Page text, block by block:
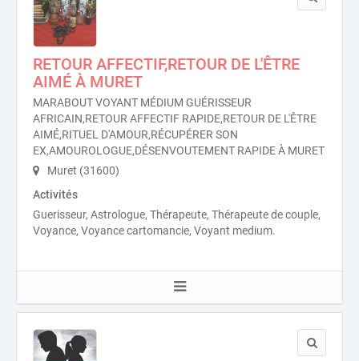
RETOUR AFFECTIF,RETOUR DE L'ÊTRE
AIMÉ À MURET
MARABOUT VOYANT MÉDIUM GUÉRISSEUR
AFRICAIN,RETOUR AFFECTIF RAPIDE,RETOUR DE L'ÊTRE
AIMÉ,RITUEL D'AMOUR,RÉCUPÉRER SON
EX,AMOUROLOGUE,DÉSENVOUTEMENT RAPIDE À MURET
Muret (31600)
Activités
Guerisseur, Astrologue, Thérapeute, Thérapeute de couple,
Voyance, Voyance cartomancie, Voyant medium.